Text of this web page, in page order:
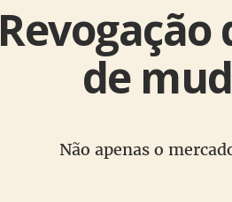
de
Não apenas o